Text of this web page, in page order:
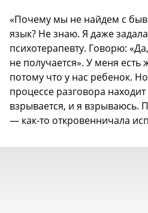
«Почему мы не найдем с
язык? Не знаю. Я даже
психотерапевту. Говорю:
не получается». У меня есть
потому что у нас ребенок.
процессе разговора
взрывается, и я взрываюсь.
— как-то откровенничала